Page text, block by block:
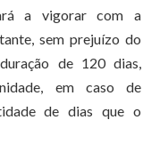
a vigorar com a
sem prejuízo do
de 120 dias,
em caso de
de dias que o